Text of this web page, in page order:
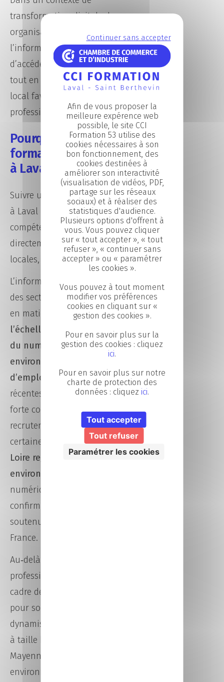
transformation digitale des
organisations, se former à
l’informatique à Laval permet
d’accéder à des métiers porteurs
tout en bénéficiant d’un ancrage
local favorisant l’insertion
professionnelle.
Pourquoi suivre une
formation informatique
à Laval ?
Suivre une formation informatique
à Laval permet de développer des
compétences recherchées
directement par les entreprises
locales, régionales et nationales.
L’informatique est aujourd’hui l’un
des secteurs les plus dynamiques
en matière d’emploi qualifié.À
l’échelle nationale, les métiers
du numérique représentent
environ 8 à 10 % des offres
d’emploi publiées. Les données
récentes montrent également une
forte concentration des
recrutements numériques dans
certaines régions :les Pays de la
Loire regroupent à eux seuls
environ 8 % des offres
numériques nationales,
confirmant une dynamique
soutenue dans l’Ouest de la
France.
Au‑delà des opportunités
professionnelles, Laval offre un
cadre de vie attractif, apprécié
pour son équilibre entre
dynamisme et qualité de vie. Ville
à taille humaine située en
Mayenne, Laval bénéficie d’un
environnement naturel préservé,
Continuer sans accepter
Afin de vous proposer la
meilleure expérence web
possible, le site CCI
Formation 53 utilise des
cookies nécessaires à son
bon fonctionnement, des
cookies destinées à
améliorer son interactivité
(visualisation de vidéos, PDF,
partage sur les réseaux
sociaux) et à réaliser des
statistiques d'audience.
Plusieurs options d'offrent à
vous. Vous pouvez cliquer
sur « tout accepter », « tout
refuser », « continuer sans
accepter » ou « paramétrer
les cookies ».
Vous pouvez à tout moment
modifier vos préférences
cookies en cliquant sur «
gestion des cookies ».
Pour en savoir plus sur la
gestion des cookies : cliquez
ici.
Pour en savoir plus sur notre
charte de protection des
données : cliquez ici.
Tout accepter
Tout refuser
Paramétrer les cookies